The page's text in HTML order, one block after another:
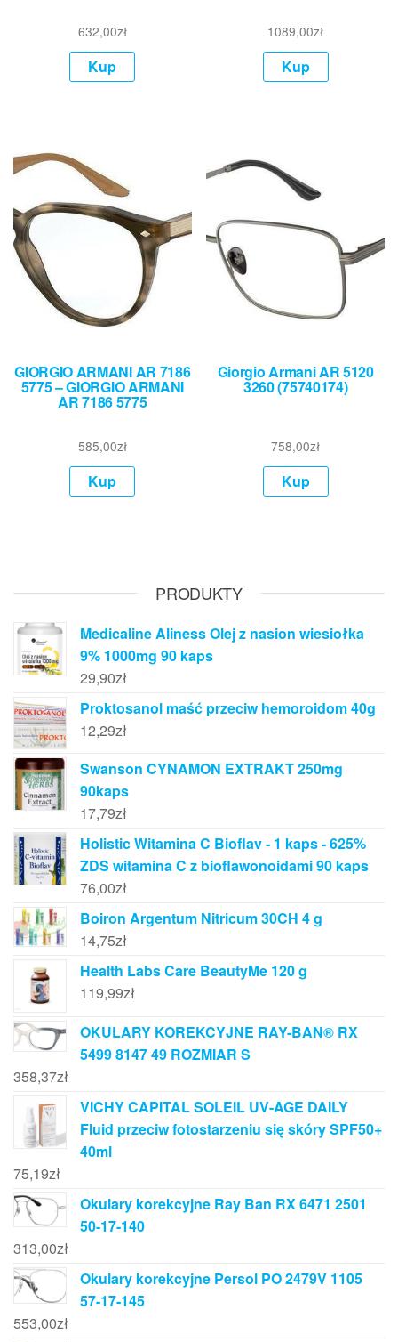
632,00zł
Kup
1089,00zł
Kup
GIORGIO ARMANI AR 7186
5775 – GIORGIO ARMANI
AR 7186 5775
585,00zł
Kup
Giorgio Armani AR 5120
3260 (75740174)
758,00zł
Kup
PRODUKTY
Medicaline Aliness Olej z nasion wiesiołka
9% 1000mg 90 kaps
29,90zł
Proktosanol maść przeciw hemoroidom 40g
12,29zł
Swanson CYNAMON EXTRAKT 250mg
90kaps
17,79zł
Holistic Witamina C Bioflav - 1 kaps - 625%
ZDS witamina C z bioflawonoidami 90 kaps
76,00zł
Boiron Argentum Nitricum 30CH 4 g
14,75zł
Health Labs Care BeautyMe 120 g
119,99zł
OKULARY KOREKCYJNE RAY-BAN® RX
5499 8147 49 ROZMIAR S
358,37zł
VICHY CAPITAL SOLEIL UV-AGE DAILY
Fluid przeciw fotostarzeniu się skóry SPF50+
40ml
75,19zł
Okulary korekcyjne Ray Ban RX 6471 2501
50-17-140
313,00zł
Okulary korekcyjne Persol PO 2479V 1105
57-17-145
553,00zł